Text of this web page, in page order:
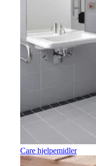
Care hjelpemidler